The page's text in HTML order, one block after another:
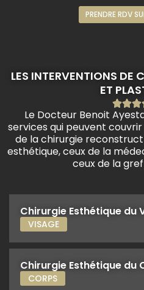
PRENDRE RDV
LES INTERVENTIONS DE
ET

Le Docteur Benoit
services qui peuvent
de la chirurgie
esthétique, ceux de la
ceux de la
Chirurgie Esthétique du
VISAGE
Chirurgie Esthétique du
CORPS